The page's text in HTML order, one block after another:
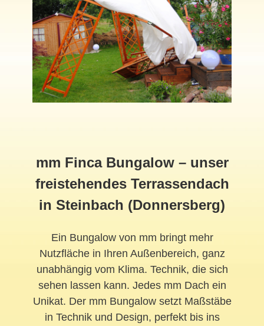
mm Finca Bungalow – unser
freistehendes Terrassendach
in Steinbach (Donnersberg)
Ein Bungalow von mm bringt mehr
Nutzfläche in Ihren Außenbereich, ganz
unabhängig vom Klima. Technik, die sich
sehen lassen kann. Jedes mm Dach ein
Unikat. Der mm Bungalow setzt Maßstäbe
in Technik und Design, perfekt bis ins